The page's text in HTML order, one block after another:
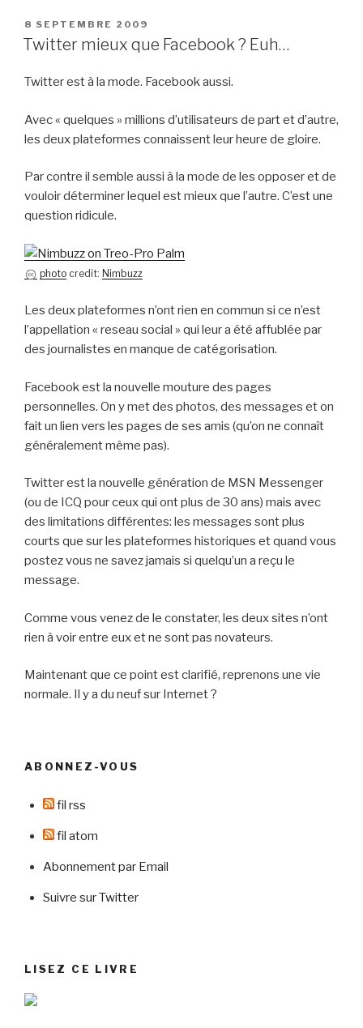
PUBLIÉ
LE
8 SEPTEMBRE 2009
Twitter mieux que Facebook ? Euh…
Twitter est à la mode. Facebook aussi.
Avec « quelques » millions d’utilisateurs de part et d’autre,
les deux plateformes connaissent leur heure de gloire.
Par contre il semble aussi à la mode de les opposer et de
vouloir déterminer lequel est mieux que l’autre. C’est une
question ridicule.
photo credit: Nimbuzz
Les deux plateformes n’ont rien en commun si ce n’est
l’appellation « reseau social » qui leur a été affublée par
des journalistes en manque de catégorisation.
Facebook est la nouvelle mouture des pages
personnelles. On y met des photos, des messages et on
fait un lien vers les pages de ses amis (qu’on ne connaît
généralement même pas).
Twitter est la nouvelle génération de MSN Messenger
(ou de ICQ pour ceux qui ont plus de 30 ans) mais avec
des limitations différentes: les messages sont plus
courts que sur les plateformes historiques et quand vous
postez vous ne savez jamais si quelqu’un a reçu le
message.
Comme vous venez de le constater, les deux sites n’ont
rien à voir entre eux et ne sont pas novateurs.
Maintenant que ce point est clarifié, reprenons une vie
normale. Il y a du neuf sur Internet ?
ABONNEZ-VOUS
fil rss
fil atom
Abonnement par Email
Suivre sur Twitter
LISEZ CE LIVRE